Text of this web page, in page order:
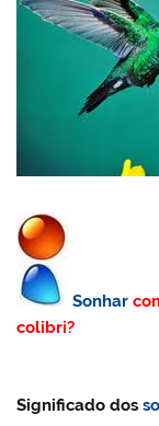
Sonhar
colibri?
Significado dos